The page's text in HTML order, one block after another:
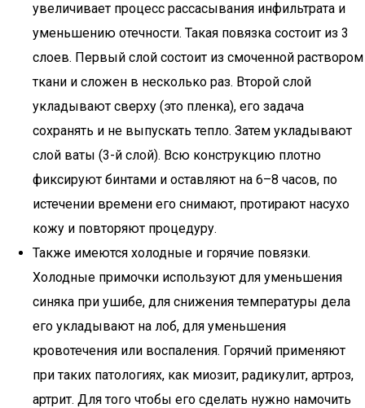
увеличивает процесс рассасывания инфильтрата и
уменьшению отечности. Такая повязка состоит из 3
слоев. Первый слой состоит из смоченной раствором
ткани и сложен в несколько раз. Второй слой
укладывают сверху (это пленка), его задача
сохранять и не выпускать тепло. Затем укладывают
слой ваты (3-й слой). Всю конструкцию плотно
фиксируют бинтами и оставляют на 6–8 часов, по
истечении времени его снимают, протирают насухо
кожу и повторяют процедуру.
Также имеются холодные и горячие повязки.
Холодные примочки используют для уменьшения
синяка при ушибе, для снижения температуры дела
его укладывают на лоб, для уменьшения
кровотечения или воспаления. Горячий применяют
при таких патологиях, как миозит, радикулит, артроз,
артрит. Для того чтобы его сделать нужно намочить